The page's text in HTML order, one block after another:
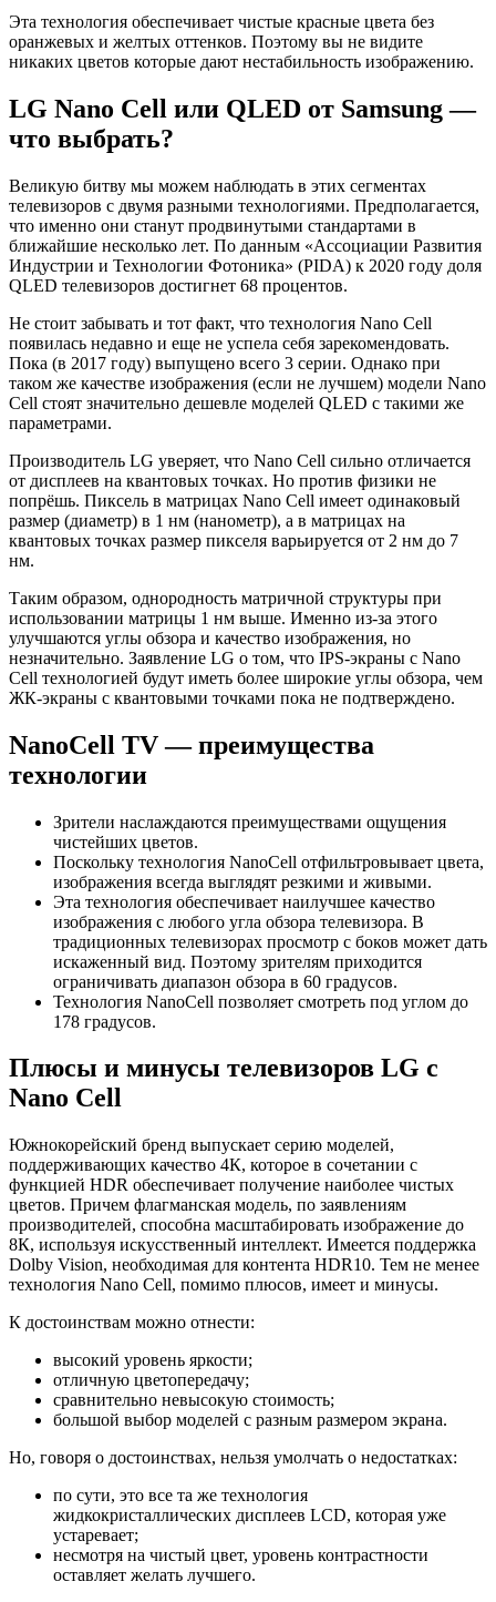
Эта технология обеспечивает чистые красные цвета без
оранжевых и желтых оттенков. Поэтому вы не видите
никаких цветов которые дают нестабильность изображению.
LG Nano Cell или QLED от Samsung —
что выбрать?
Великую битву мы можем наблюдать в этих сегментах
телевизоров с двумя разными технологиями. Предполагается,
что именно они станут продвинутыми стандартами в
ближайшие несколько лет. По данным «Ассоциации Развития
Индустрии и Технологии Фотоника» (PIDA) к 2020 году доля
QLED телевизоров достигнет 68 процентов.
Не стоит забывать и тот факт, что технология Nano Cell
появилась недавно и еще не успела себя зарекомендовать.
Пока (в 2017 году) выпущено всего 3 серии. Однако при
таком же качестве изображения (если не лучшем) модели Nano
Cell стоят значительно дешевле моделей QLED с такими же
параметрами.
Производитель LG уверяет, что Nano Cell сильно отличается
от дисплеев на квантовых точках. Но против физики не
попрёшь. Пиксель в матрицах Nano Cell имеет одинаковый
размер (диаметр) в 1 нм (нанометр), а в матрицах на
квантовых точках размер пикселя варьируется от 2 нм до 7
нм.
Таким образом, однородность матричной структуры при
использовании матрицы 1 нм выше. Именно из-за этого
улучшаются углы обзора и качество изображения, но
незначительно. Заявление LG о том, что IPS-экраны с Nano
Cell технологией будут иметь более широкие углы обзора, чем
ЖК-экраны с квантовыми точками пока не подтверждено.
NanoCell TV — преимущества
технологии
Зрители наслаждаются преимуществами ощущения
чистейших цветов.
Поскольку технология NanoCell отфильтровывает цвета,
изображения всегда выглядят резкими и живыми.
Эта технология обеспечивает наилучшее качество
изображения с любого угла обзора телевизора. В
традиционных телевизорах просмотр с боков может дать
искаженный вид. Поэтому зрителям приходится
ограничивать диапазон обзора в 60 градусов.
Технология NanoCell позволяет смотреть под углом до
178 градусов.
Плюсы и минусы телевизоров LG с
Nano Cell
Южнокорейский бренд выпускает серию моделей,
поддерживающих качество 4К, которое в сочетании с
функцией HDR обеспечивает получение наиболее чистых
цветов. Причем флагманская модель, по заявлениям
производителей, способна масштабировать изображение до
8К, используя искусственный интеллект. Имеется поддержка
Dolby Vision, необходимая для контента HDR10. Тем не менее
технология Nano Cell, помимо плюсов, имеет и минусы.
К достоинствам можно отнести:
высокий уровень яркости;
отличную цветопередачу;
сравнительно невысокую стоимость;
большой выбор моделей с разным размером экрана.
Но, говоря о достоинствах, нельзя умолчать о недостатках:
по сути, это все та же технология
жидкокристаллических дисплеев LCD, которая уже
устаревает;
несмотря на чистый цвет, уровень контрастности
оставляет желать лучшего.